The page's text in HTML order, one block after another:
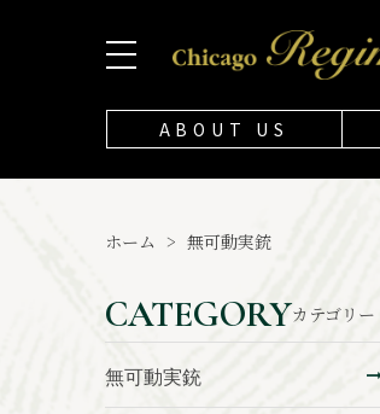
ABOUT US
ホーム > 無可動実銃
CATEGORYカテゴリー
無可動実銃